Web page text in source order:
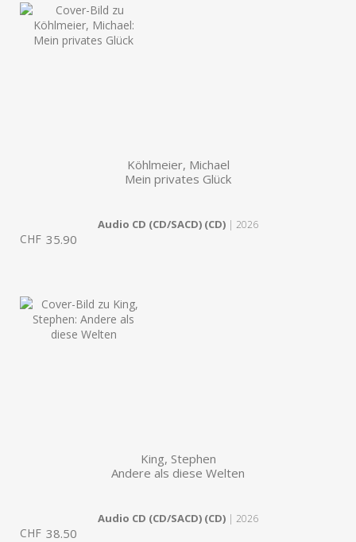
Köhlmeier, Michael
Mein privates Glück
Audio CD (CD/SACD) (CD) | 2026
CHF 35.90
King, Stephen
Andere als diese Welten
Audio CD (CD/SACD) (CD) | 2026
CHF 38.50